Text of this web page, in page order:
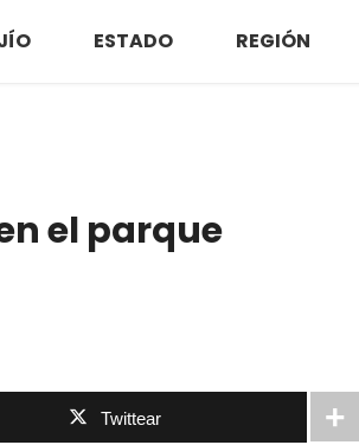
ESTADO REGIÓN
el parque
Twittear